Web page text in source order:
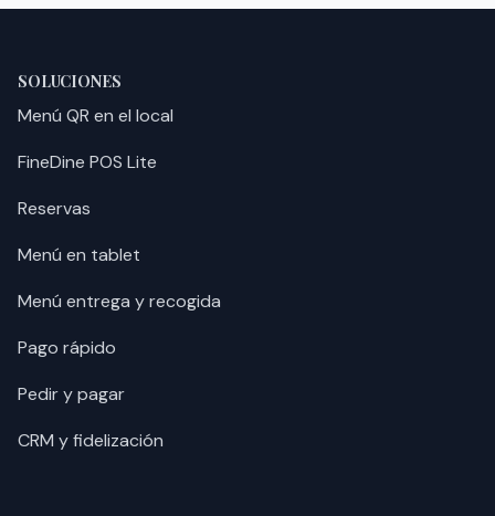
SOLUCIONES
Menú QR en el local
FineDine POS Lite
Reservas
Menú en tablet
Menú entrega y recogida
Pago rápido
Pedir y pagar
CRM y fidelización